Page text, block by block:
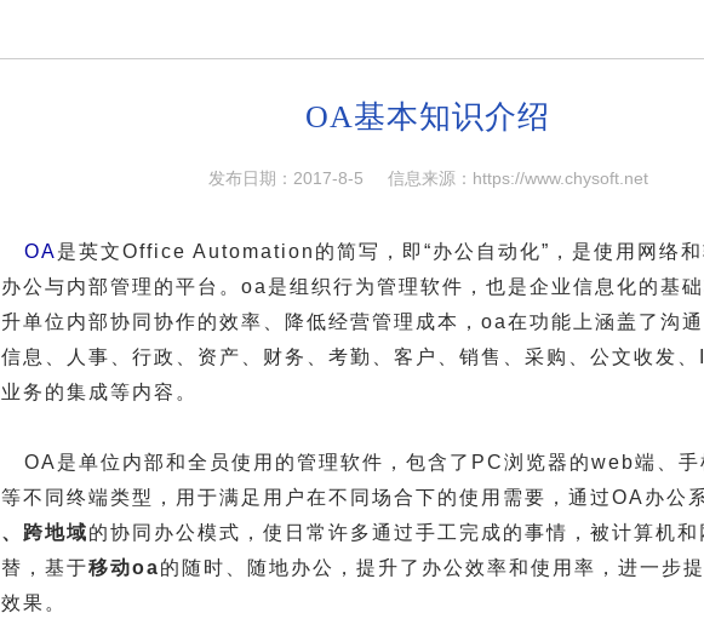
OA基本知识介绍
发布日期：2017-8-5 信息来源： https://www.chysoft.net
OA是英文Office Automation的简写，即“办公自动化”，是使用网络
公与内部管理的平台。oa是组织行为管理软件，也是企业信息化的基
单位内部协同协作的效率、降低经营管理成本，oa在功能上涵盖了沟
息、人事、行政、资产、财务、考勤、客户、销售、采购、公文收发、
务的集成等内容。
OA是单位内部和全员使用的管理软件，包含了PC浏览器的web端、
不同终端类型，用于满足用户在不同场合下的使用需要，通过OA办公
跨地域的协同办公模式，使日常许多通过手工完成的事情，被计算机
，基于移动oa的随时、随地办公，提升了办公效率和使用率，进一步
果。